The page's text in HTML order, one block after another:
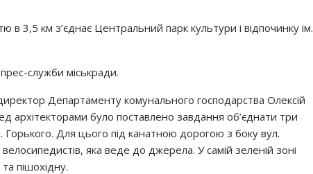
3,5 км з’єднає Центральний парк культури і відпочинку ім.
служби міськради.
Департаменту комунального господарства Олексій
архітекторами було поставлено завдання об’єднати три
Горького. Для цього під канатною дорогою з боку вул.
яка веде до джерела. У самій зеленій зоні
пішохідну.